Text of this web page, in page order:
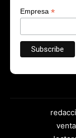
Empresa *